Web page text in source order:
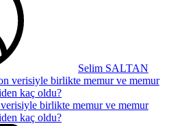
Selim SALTAN
verisiyle birlikte memur ve memur
kaç oldu?